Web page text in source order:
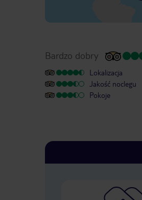
Bardzo dobry
Lokalizacja
Jakość noclegu
Pokoje